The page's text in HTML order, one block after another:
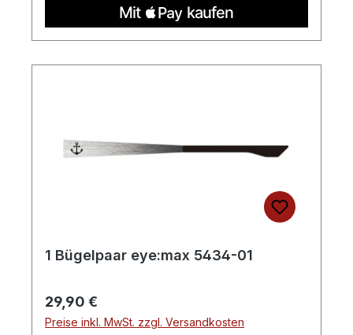
1 Bügelpaar eye:max 5434-01
Regulärer Preis:
29,90 €
Preise inkl. MwSt. zzgl. Versandkosten